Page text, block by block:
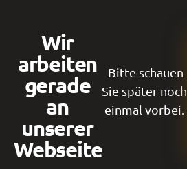
Wir
arbeiten
gerade
an
unserer
Webseite
Bitte schauen
Sie später noch
einmal vorbei.